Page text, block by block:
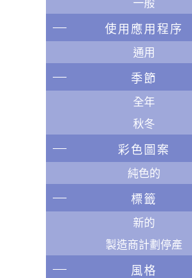
使用應用程序
通用
季節
全年
秋冬
彩色圖案
純色的
標籤
新的
製造商計劃停產
風格